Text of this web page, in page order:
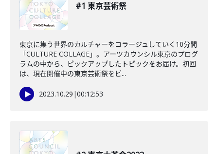
#1 東京芸術祭
東京に集う世界のカルチャーをコラージュしていく10分間
「CULTURE COLLAGE」。アーツカウンシル東京のプログ
ラムの中から、ピックアップしたトピックをお届け。初回
は、現在開催中の東京芸術祭をピ...
2023.10.29 |00:12:53